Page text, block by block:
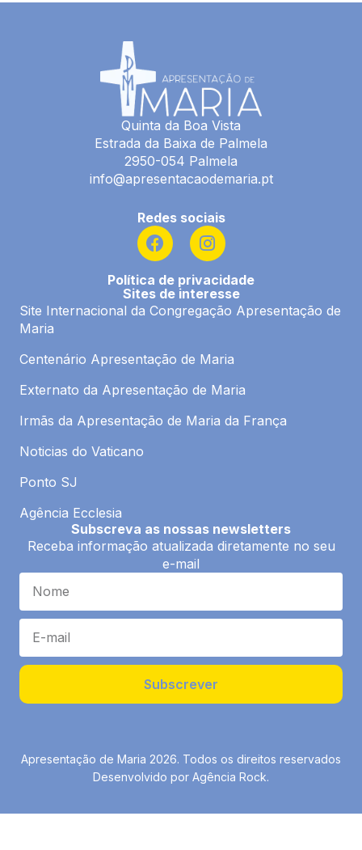
Quinta da Boa Vista
Estrada da Baixa de Palmela
2950-054 Palmela
info@apresentacaodemaria.pt
Redes sociais
F
a
e
b
o
k
I
n
t
a
g
a
Política de privacidade
Sites de interesse
Site Internacional da Congregação Apresentação de
Maria
Centenário Apresentação de Maria
Externato da Apresentação de Maria
Irmãs da Apresentação de Maria da França
Noticias do Vaticano
Ponto SJ
Agência Ecclesia
Subscreva as nossas newsletters
Receba informação atualizada diretamente no seu
e-mail
Subscrever
Apresentação de Maria 2026. Todos os direitos reservados
Desenvolvido por Agência Rock.